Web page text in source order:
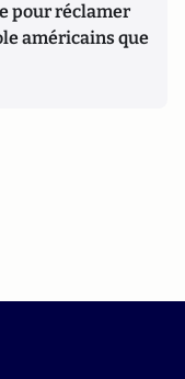
pour réclamer
américains que